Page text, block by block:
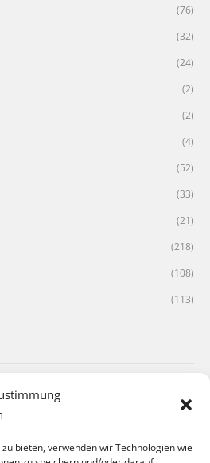
bieten, verwenden wir Technologien wie
(76)
(32)
(24)
(2)
(2)
(4)
(52)
(33)
(21)
(218)
(108)
(113)